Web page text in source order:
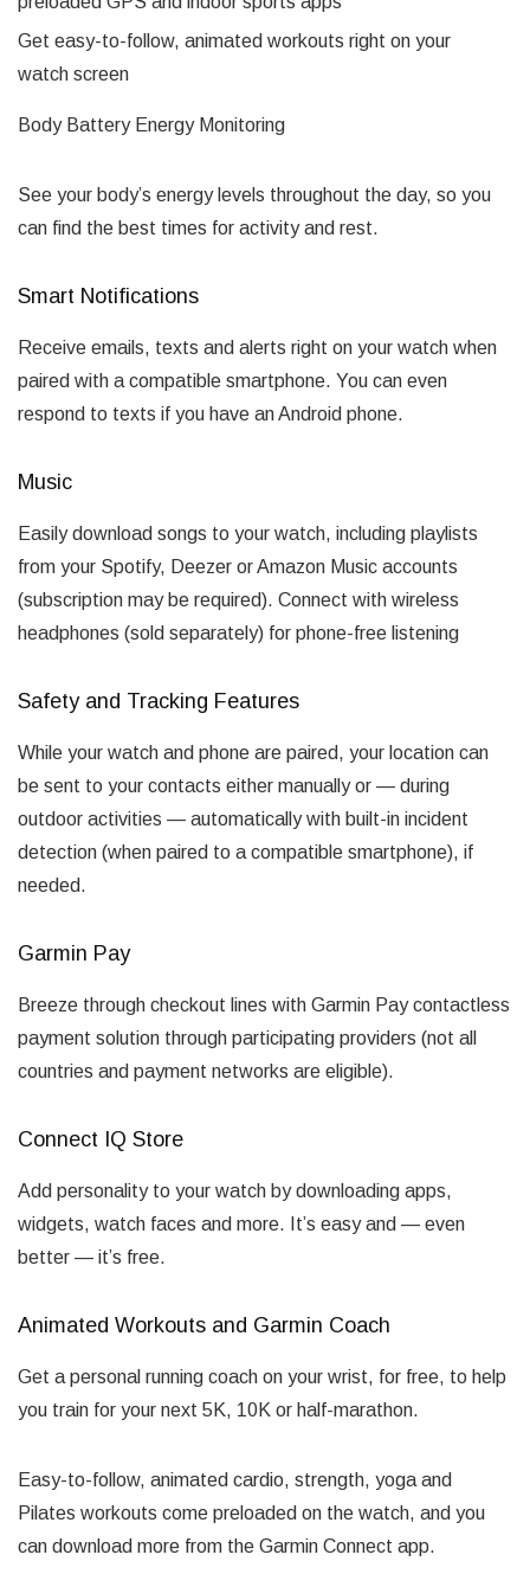
Get easy-to-follow, animated workouts right on your
watch screen
Body Battery Energy Monitoring
See your body’s energy levels throughout the day, so you
can find the best times for activity and rest.
Smart Notifications
Receive emails, texts and alerts right on your watch when
paired with a compatible smartphone. You can even
respond to texts if you have an Android phone.
Music
Easily download songs to your watch, including playlists
from your Spotify, Deezer or Amazon Music accounts
(subscription may be required). Connect with wireless
headphones (sold separately) for phone-free listening
Safety and Tracking Features
While your watch and phone are paired, your location can
be sent to your contacts either manually or — during
outdoor activities — automatically with built-in incident
detection (when paired to a compatible smartphone), if
needed.
Garmin Pay
Breeze through checkout lines with Garmin Pay contactless
payment solution through participating providers (not all
countries and payment networks are eligible).
Connect IQ Store
Add personality to your watch by downloading apps,
widgets, watch faces and more. It’s easy and — even
better — it’s free.
Animated Workouts and Garmin Coach
Get a personal running coach on your wrist, for free, to help
you train for your next 5K, 10K or half-marathon.
Easy-to-follow, animated cardio, strength, yoga and
Pilates workouts come preloaded on the watch, and you
can download more from the Garmin Connect app.